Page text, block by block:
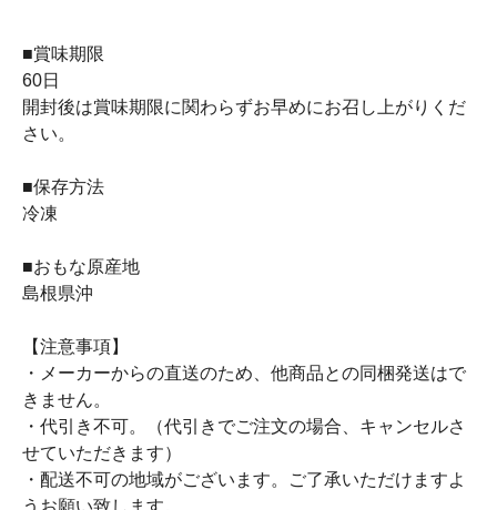
■賞味期限
60日
開封後は賞味期限に関わらずお早めにお召し上がりくだ
さい。
■保存方法
冷凍
■おもな原産地
島根県沖
【注意事項】
・メーカーからの直送のため、他商品との同梱発送はで
きません。
・代引き不可。（代引きでご注文の場合、キャンセルさ
せていただきます）
・配送不可の地域がございます。ご了承いただけますよ
うお願い致します。